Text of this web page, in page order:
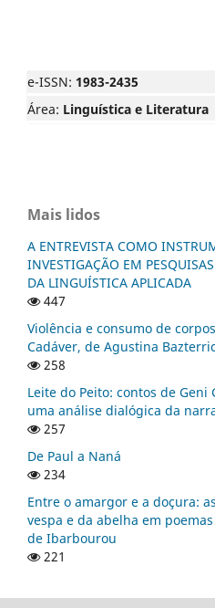
e-ISSN: 1983-2435
Área: Linguística e Literatura
Mais lidos
A ENTREVISTA COMO
INVESTIGAÇÃO EM
DA LINGUÍSTICA APLICADA
447
Violência e consumo de
Cadáver, de Agustina
258
Leite do Peito: contos de
uma análise dialógica da
257
De Paul a Naná
234
Entre o amargor e a doçura:
vespa e da abelha em
de Ibarbourou
221